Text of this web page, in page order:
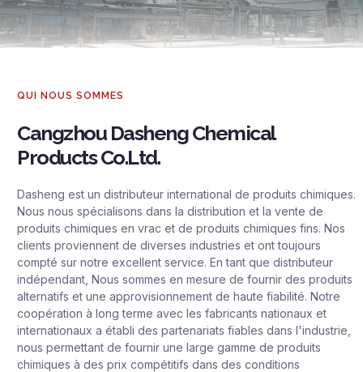
QUI NOUS SOMMES
Cangzhou Dasheng Chemical
Products Co.Ltd.
Dasheng est un distributeur international de produits chimiques.
Nous nous spécialisons dans la distribution et la vente de
produits chimiques en vrac et de produits chimiques fins. Nos
clients proviennent de diverses industries et ont toujours
compté sur notre excellent service. En tant que distributeur
indépendant, Nous sommes en mesure de fournir des produits
alternatifs et une approvisionnement de haute fiabilité. Notre
coopération à long terme avec les fabricants nationaux et
internationaux a établi des partenariats fiables dans l'industrie,
nous permettant de fournir une large gamme de produits
chimiques à des prix compétitifs dans des conditions